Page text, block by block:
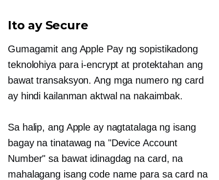
Ito ay Secure
Gumagamit ang Apple Pay ng sopistikadong
teknolohiya para i-encrypt at protektahan ang
bawat transaksyon. Ang mga numero ng card
ay hindi kailanman aktwal na nakaimbak.
Sa halip, ang Apple ay nagtatalaga ng isang
bagay na tinatawag na "Device Account
Number" sa bawat idinagdag na card, na
mahalagang isang code name para sa card na